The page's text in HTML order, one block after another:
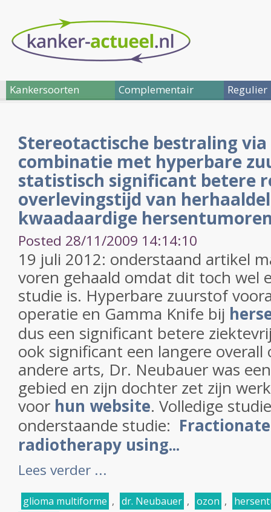
Kankersoorten Complementair Regulier
Stereotactische bestraling
combinatie met hyperbare
statistisch significant betere
overlevingstijd van
kwaadaardige
Posted 28/11/2009 14:14:10
19 juli 2012: onderstaand artikel
voren gehaald omdat dit toch wel
studie is. Hyperbare zuurstof
operatie en Gamma Knife bij
dus een significant betere
ook significant een langere overall
andere arts, Dr. Neubauer was
gebied en zijn dochter zet zijn
voor hun website. Volledige
onderstaande studie:
radiotherapy using...
Lees verder ...
glioma multiforme , dr. Neubauer , ozon ,